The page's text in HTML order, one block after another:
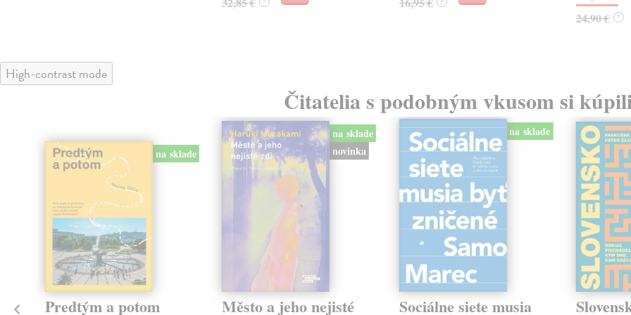
24,90 € ?
High-contrast mode
Čitatelia s podobným vkusom si
na sklade
Predtým a potom
na sklade
novinka
Město a jeho nejisté
na sklade
Sociálne siete musia